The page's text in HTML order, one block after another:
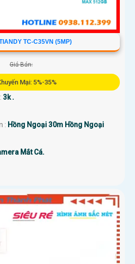
TC-C35VN (5MP)
Giá Bán:
Mại: 5%-35%
3k .
: Hồng Ngoại 30m Hồng Ngoại
Mắt Cá.